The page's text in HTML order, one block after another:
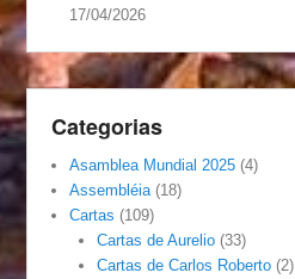
17/04/2026
Categorias
Asamblea Mundial 2025 (4)
Assembléia (18)
Cartas (109)
Cartas de Aurelio(33)
Cartas de Carlos Roberto(2)